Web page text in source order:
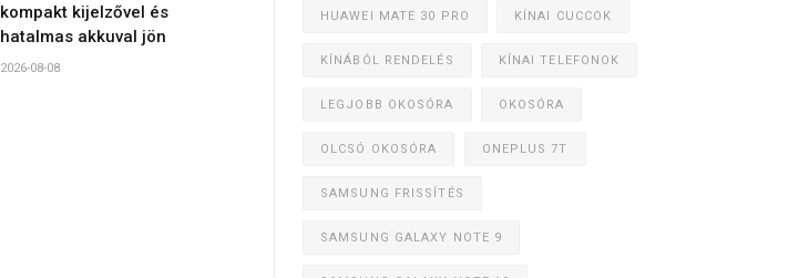
kompakt kijelzővel és
hatalmas akkuval jön
2026-08-08
HUAWEI MATE 30 PRO KÍNAI CUCCOK
KÍNÁBÓL RENDELÉS KÍNAI TELEFONOK
LEGJOBB OKOSÓRA OKOSÓRA
OLCSÓ OKOSÓRA ONEPLUS 7T
SAMSUNG FRISSÍTÉS
SAMSUNG GALAXY NOTE 9